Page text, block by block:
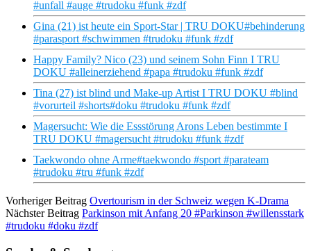
#unfall #auge #trudoku #funk #zdf
Gina (21) ist heute ein Sport-Star | TRU DOKU#behinderung
#parasport #schwimmen #trudoku #funk #zdf
Happy Family? Nico (23) und seinem Sohn Finn I TRU
DOKU #alleinerziehend #papa #trudoku #funk #zdf
Tina (27) ist blind und Make-up Artist I TRU DOKU #blind
#vorurteil #shorts#doku #trudoku #funk #zdf
Magersucht: Wie die Essstörung Arons Leben bestimmte I
TRU DOKU #magersucht #trudoku #funk #zdf
Taekwondo ohne Arme#taekwondo #sport #parateam
#trudoku #tru #funk #zdf
Vorheriger Beitrag Overtourism in der Schweiz wegen K-Drama
Nächster Beitrag Parkinson mit Anfang 20 #Parkinson #willensstark
#trudoku #doku #zdf